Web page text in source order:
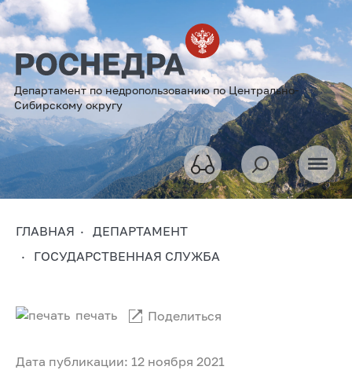
Департамент по недропользованию по Центрально-
Сибирскому округу
ГЛАВНАЯ
ДЕПАРТАМЕНТ
ГОСУДАРСТВЕННАЯ СЛУЖБА
Дата публикации: 12 ноября 2021
печать Поделиться